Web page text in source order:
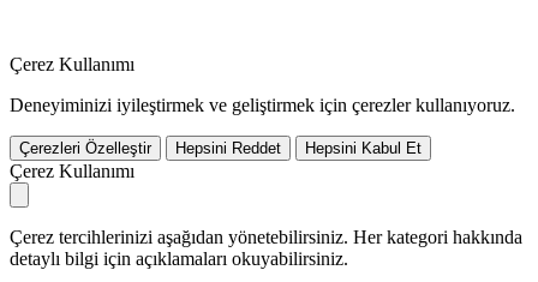
Çerez Kullanımı
Deneyiminizi iyileştirmek ve geliştirmek için çerezler kullanıyoruz.
Çerezleri Özelleştir Hepsini Reddet Hepsini Kabul Et
Çerez Kullanımı
Çerez tercihlerinizi aşağıdan yönetebilirsiniz. Her kategori hakkında
detaylı bilgi için açıklamaları okuyabilirsiniz.